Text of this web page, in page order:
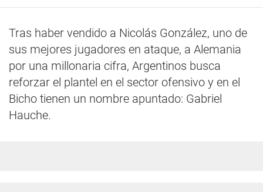
Tras haber vendido a Nicolás González, uno de
sus mejores jugadores en ataque, a Alemania
por una millonaria cifra, Argentinos busca
reforzar el plantel en el sector ofensivo y en el
Bicho tienen un nombre apuntado: Gabriel
Hauche.